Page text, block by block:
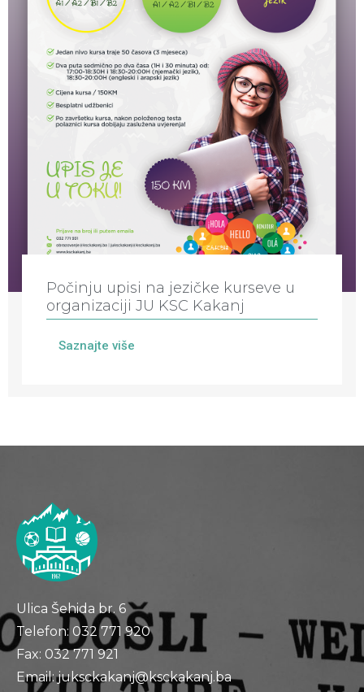
Počinju upisi na jezičke kurseve u
organizaciji JU KSC Kakanj
Saznajte više
Ulica Šehida br. 6
Telefon: 032 771 920
Fax: 032 771 921
Email: juksckakanj@ksckakanj.ba